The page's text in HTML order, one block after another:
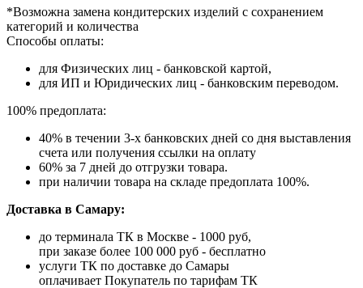
*Возможна замена кондитерских изделий с сохранением
категорий и количества
Способы оплаты:
для Физических лиц - банковской картой,
для ИП и Юридических лиц - банковским переводом.
100% предоплата:
40% в течении 3-х банковских дней со дня выставления
счета или получения ссылки на оплату
60% за 7 дней до отгрузки товара.
при наличии товара на складе предоплата 100%.
Доставка в Самару:
до терминала ТК в Москве - 1000 руб,
при заказе более 100 000 руб - бесплатно
услуги ТК по доставке до Самары
оплачивает Покупатель по тарифам ТК